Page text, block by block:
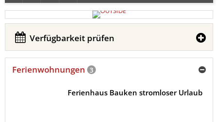
Verfügbarkeit prüfen
Ferienwohnungen 3
Ferienhaus Bauken stromloser Urlaub